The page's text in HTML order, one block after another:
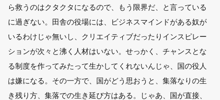
ら救うのはクタクタになるので、もう限界だ、と言っている
に過ぎない。田舎の役場には、ビジネスマインドがある奴が
いるわけじゃ無いし、クリエイティブだったりインスピレー
ションが次々と沸く人材はいない。せっかく、チャンスとな
る制度を作ってみたって生かしてくれないんじゃ、国の役人
は嫌になる。その一方で、国がどう思おうと、集落なりの生
き残り方、集落での生き延び方はある。じゃあ、国が直接、